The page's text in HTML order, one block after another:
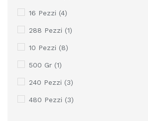
16 Pezzi (4)
288 Pezzi (1)
10 Pezzi (8)
500 Gr (1)
240 Pezzi (3)
480 Pezzi (3)